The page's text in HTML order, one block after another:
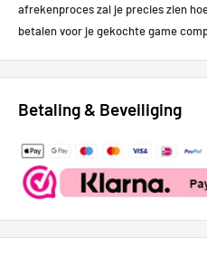
afrekenproces zal je precies zien
betalen voor je gekochte game
Betaling & Beveiliging